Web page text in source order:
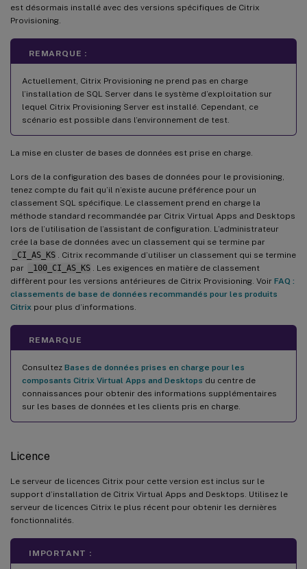
est désormais installé avec des versions spécifiques de Citrix
Provisioning.
REMARQUE :
Actuellement, Citrix Provisioning ne prend pas en charge
l’installation de SQL Server dans le système d’exploitation sur
lequel Citrix Provisioning Server est installé. Cependant, ce
scénario est possible dans l’environnement de test.
La mise en cluster de bases de données est prise en charge.
Lors de la configuration des bases de données pour le provisioning,
tenez compte du fait qu’il n’existe aucune préférence pour un
classement SQL spécifique. Le classement prend en charge la
méthode standard recommandée par Citrix Virtual Apps and Desktops
lors de l’utilisation de l’assistant de configuration. L’administrateur
crée la base de données avec un classement qui se termine par
_CI_AS_KS
. Citrix recommande d’utiliser un classement qui se termine
par
_100_CI_AS_KS
. Les exigences en matière de classement
diffèrent pour les versions antérieures de Citrix Provisioning. Voir FAQ :
classements de base de données recommandés pour les produits
Citrix pour plus d’informations.
REMARQUE
Consultez Bases de données prises en charge pour les
composants Citrix Virtual Apps and Desktops du centre de
connaissances pour obtenir des informations supplémentaires
sur les bases de données et les clients pris en charge.
Licence
Le serveur de licences Citrix pour cette version est inclus sur le
support d’installation de Citrix Virtual Apps and Desktops. Utilisez le
serveur de licences Citrix le plus récent pour obtenir les dernières
fonctionnalités.
IMPORTANT :